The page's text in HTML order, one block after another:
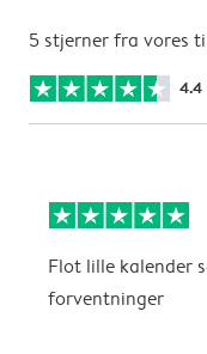
5 stjerner fra vores
4.4
Flot lille kalender
forventninger